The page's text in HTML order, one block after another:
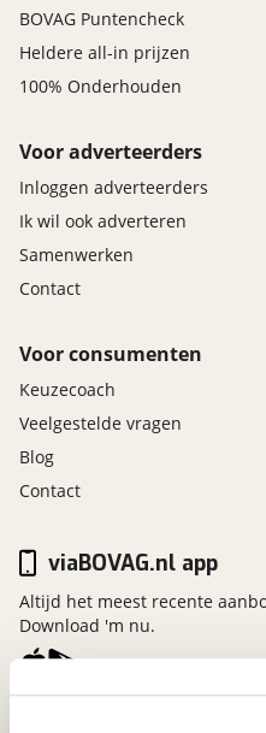
BOVAG Puntencheck
Heldere all-in prijzen
100% Onderhouden
Voor adverteerders
Inloggen adverteerders
Ik wil ook adverteren
Samenwerken
Contact
Voor consumenten
Keuzecoach
Veelgestelde vragen
Blog
Contact
viaBOVAG.nl app
Altijd het meest recente
Download 'm nu.